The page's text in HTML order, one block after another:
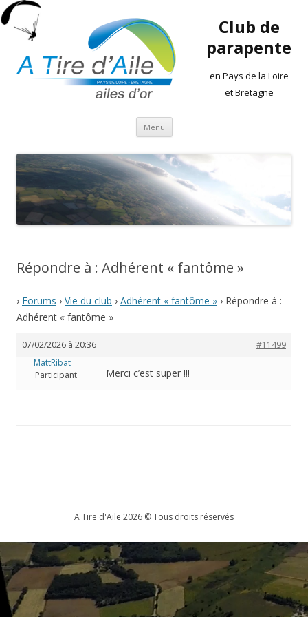
Club de
parapente
en Pays de la Loire
et Bretagne
Menu Aller
contenu
Répondre à : Adhérent « fantôme »
› Forums › Vie du club › Adhérent « fantôme » › Répondre à :
Adhérent « fantôme »
07/02/2026 à 20:36
#11499
MattRibat
Participant
Merci c’est super !!!
A Tire d'Aile 2026 © Tous droits réservés